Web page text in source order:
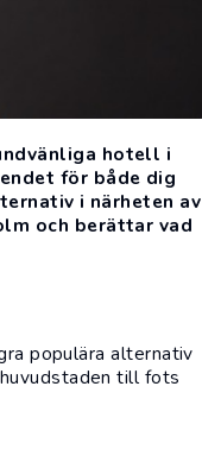
hotell i
för både dig
i närheten av
och berättar vad
populära alternativ
till fots